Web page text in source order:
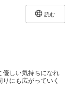
読む
優しい気持ちになれ
にも広がっていく